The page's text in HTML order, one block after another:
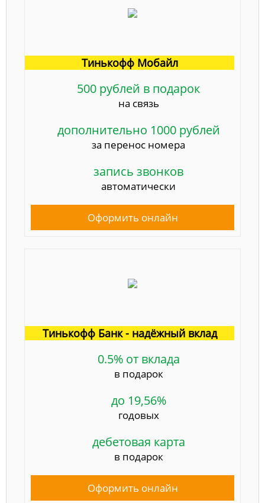
Тинькофф Мобайл
500 рублей в подарок
на связь
дополнительно 1000 рублей
за перенос номера
запись звонков
автоматически
Оформить онлайн
Тинькофф Банк - надёжный вклад
0.5% от вклада
в подарок
до 19,56%
годовых
дебетовая карта
в подарок
Оформить онлайн